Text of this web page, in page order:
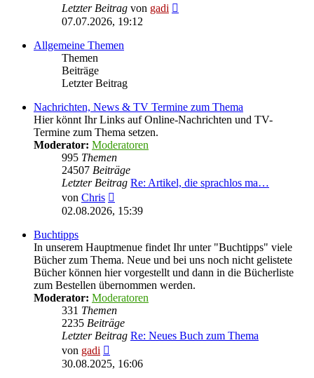
Letzter Beitrag von gadi
07.07.2026, 19:12
Allgemeine Themen
Themen
Beiträge
Letzter Beitrag
Nachrichten, News & TV Termine zum Thema
Hier könnt Ihr Links auf Online-Nachrichten und TV-
Termine zum Thema setzen.
Moderator: Moderatoren
995 Themen
24507 Beiträge
Letzter Beitrag Re: Artikel, die sprachlos ma…
von Chris
Beitrag
02.08.2026, 15:39
Buchtipps
In unserem Hauptmenue findet Ihr unter "Buchtipps" viele
Bücher zum Thema. Neue und bei uns noch nicht gelistete
Bücher können hier vorgestellt und dann in die Bücherliste
zum Bestellen übernommen werden.
Moderator: Moderatoren
331 Themen
2235 Beiträge
Letzter Beitrag Re: Neues Buch zum Thema
von gadi
Beitrag
30.08.2025, 16:06